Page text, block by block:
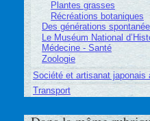
Plantes grasses
Récréations botaniques
Des générations
Le Muséum National
Médecine - Santé
Zoologie
Société et artisanat japonais
Transport